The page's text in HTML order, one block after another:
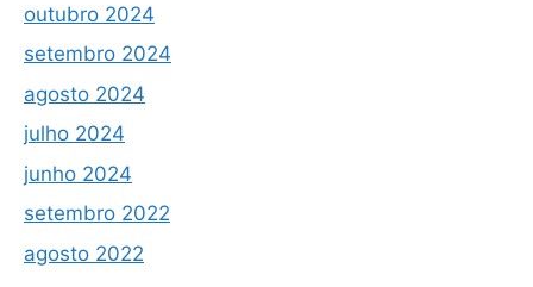
outubro 2024
setembro 2024
agosto 2024
julho 2024
junho 2024
setembro 2022
agosto 2022